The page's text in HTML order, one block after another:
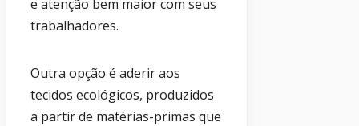
e atenção bem maior com seus
trabalhadores.
Outra opção é aderir aos
tecidos ecológicos, produzidos
a partir de matérias-primas que